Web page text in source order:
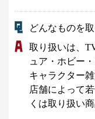
どんなものを
取り扱いは、
ュア・ホビー
キャラクター雑
店舗によって
くは取り扱い